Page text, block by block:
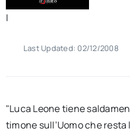
|
Last Updated: 02/12/2008
"Luca Leone tiene
timone sull’Uomo che resta